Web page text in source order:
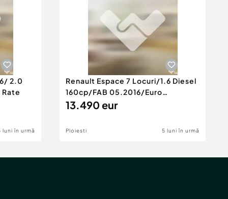
2.0
luni în urmă
Renault Espace 7 Locuri/1.6 Diesel
160cp/FAB 05.2016/Euro
6/Posibilita
13.490 eur
Ploiesti 5 luni în urmă